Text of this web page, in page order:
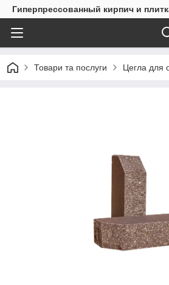
Гиперпрессованный кирпич и
Товари та послуги Цегла для